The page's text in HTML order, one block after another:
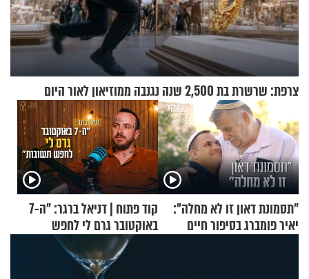
צרפת: שרשרת בת 2,500 שנה נגנבה ממוזיאון לאור היום
"תסמונת דאון זו לא מחלה":
יאיר פומברג בסיפור חיים
קוד פתוח | דניאל ברגר: "ה-7
באוקטובר גרם לי לחפש
תשובות"